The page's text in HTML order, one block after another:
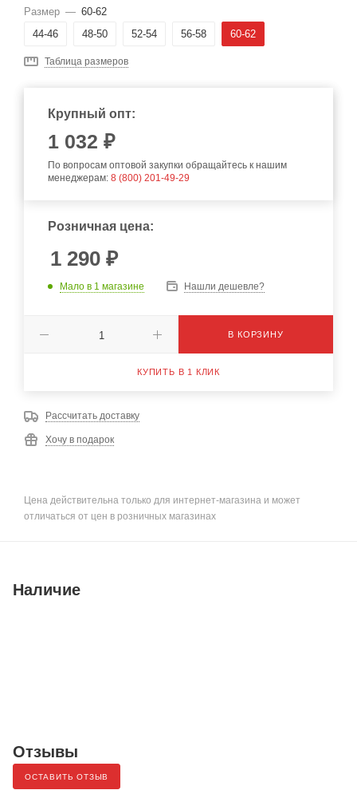
Размер — 60-62
44-46
48-50 52-54 56-58 60-62
Таблица размеров
Крупный опт:
1 032 ₽
По вопросам оптовой закупки обращайтесь к нашим
менеджерам: 8 (800) 201-49-29
Розничная цена:
1 290 ₽
Мало в 1 магазине Нашли дешевле?
В КОРЗИНУ
КУПИТЬ В 1 КЛИК
Рассчитать доставку
Хочу в подарок
Цена действительна только для интернет-магазина и может
отличаться от цен в розничных магазинах
Наличие
Отзывы
ОСТАВИТЬ ОТЗЫВ